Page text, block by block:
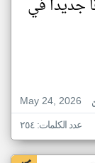
جديدا في
May 24, 2026
عدد الكلمات: ٢٥٤